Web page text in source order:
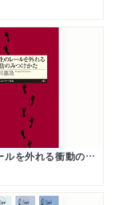
人生のレールを外れる衝動のみつけかた